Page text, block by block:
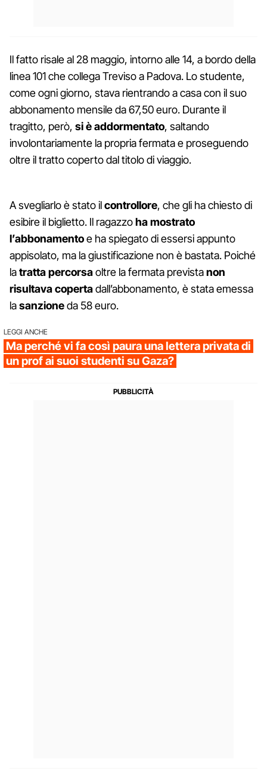
Il fatto risale al 28 maggio, intorno alle 14, a bordo della
linea 101 che collega Treviso a Padova. Lo studente,
come ogni giorno, stava rientrando a casa con il suo
abbonamento mensile da 67,50 euro. Durante il
tragitto, però, si è addormentato, saltando
involontariamente la propria fermata e proseguendo
oltre il tratto coperto dal titolo di viaggio.
A svegliarlo è stato ilcontrollore, che gli ha chiesto di
esibire il biglietto. Il ragazzoha mostrato
l’abbonamentoe ha spiegato di essersi appunto
appisolato, ma la giustificazione non è bastata. Poiché
latratta percorsaoltre la fermata previstanon
risultava copertadall’abbonamento, è stata emessa
lasanzioneda 58 euro.
LEGGI ANCHE
Ma perché vi fa così paura una lettera privata di
un prof ai suoi studenti su Gaza?